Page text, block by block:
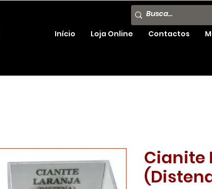
Início Loja Online Contactos
Cianite